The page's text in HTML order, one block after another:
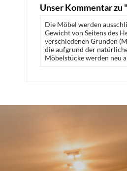
Unser Kommentar zu
Die Möbel werden
Gewicht von Seitens des
verschiedenen Gründen
die aufgrund der
Möbelstücke werden neu